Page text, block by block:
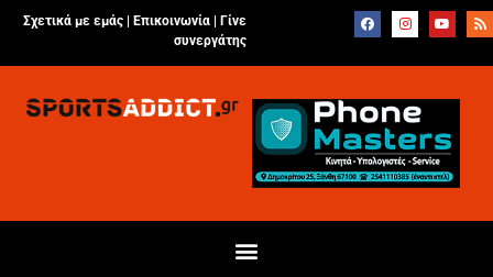
Σχετικά με εμάς | Επικοινωνία
Γίνε
συνεργάτης